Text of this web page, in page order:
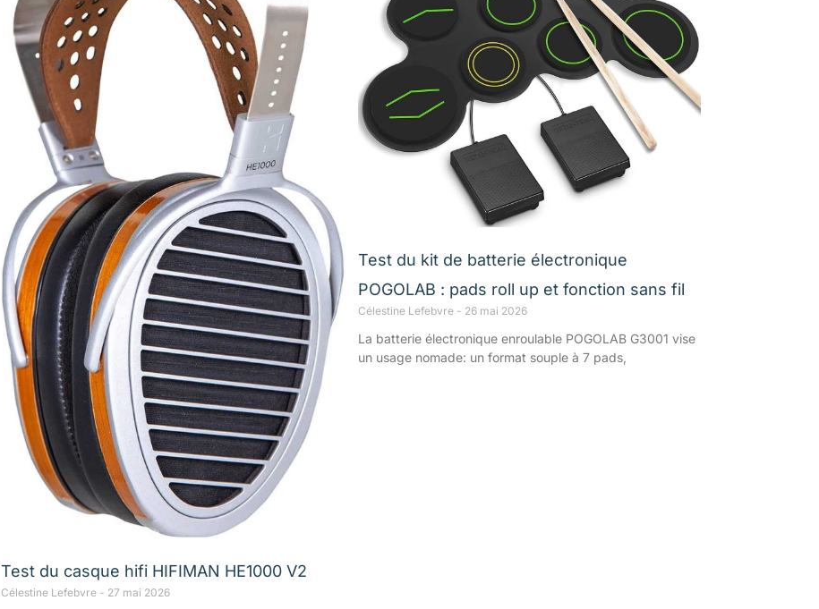
Test du casque hifi HIFIMAN HE1000 V2
Célestine Lefebvre 27 mai 2026
Test du kit de batterie électronique
POGOLAB : pads roll up et fonction sans fil
Célestine Lefebvre 26 mai 2026
La batterie électronique enroulable POGOLAB G3001 vise
un usage nomade: un format souple à 7 pads,